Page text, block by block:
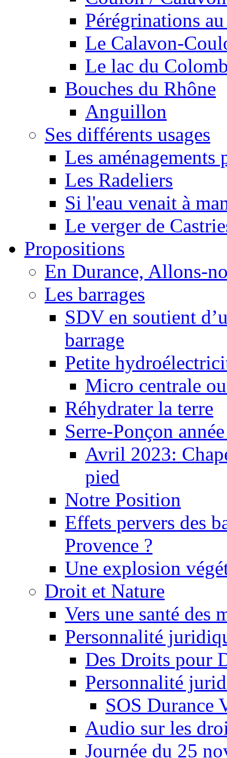
Pérégrinations
Le Calavon-
Le lac du
Bouches du Rhône
Anguillon
Ses différents usages
Les
Les Radeliers
Si l'eau venait à
Le verger de
Propositions
En Durance, Allons-
Les barrages
SDV en soutient
barrage
Petite
Micro centrale
Réhydrater la terre
Serre-Ponçon
Avril 2023:
pied
Notre Position
Effets pervers des
Provence ?
Une explosion
Droit et Nature
Vers une santé des
Personnalité
Des Droits pour
Personnalité
SOS Durance
Audio sur les
Journée du 25